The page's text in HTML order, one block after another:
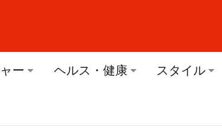
Facebook
ー ヘルス・健康 スタイル